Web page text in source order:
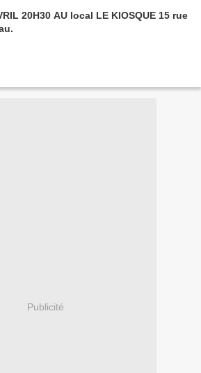
20H30 AU local LE KIOSQUE 15 rue
Publicité